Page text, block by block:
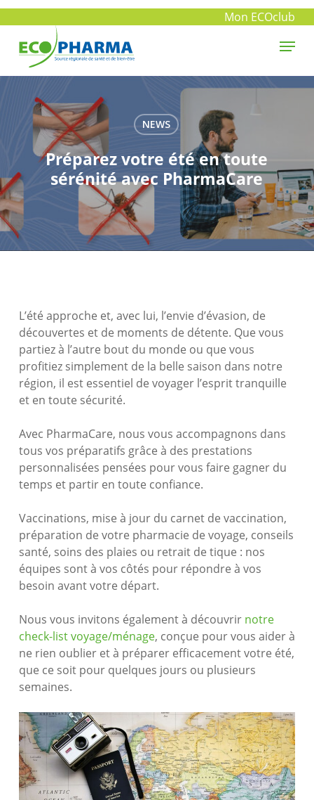
Skip
to
main
content
Mon ECOclub
Menu
NEWS
Préparez votre été en toute
sérénité avec PharmaCare
L’été approche et, avec lui, l’envie d’évasion, de
découvertes et de moments de détente. Que vous
partiez à l’autre bout du monde ou que vous
profitiez simplement de la belle saison dans notre
région, il est essentiel de voyager l’esprit tranquille
et en toute sécurité.
Avec PharmaCare, nous vous accompagnons dans
tous vos préparatifs grâce à des prestations
personnalisées pensées pour vous faire gagner du
temps et partir en toute confiance.
Vaccinations, mise à jour du carnet de vaccination,
préparation de votre pharmacie de voyage, conseils
santé, soins des plaies ou retrait de tique : nos
équipes sont à vos côtés pour répondre à vos
besoin avant votre départ.
Nous vous invitons également à découvrir notre
check-list voyage/ménage, conçue pour vous aider à
ne rien oublier et à préparer efficacement votre été,
que ce soit pour quelques jours ou plusieurs
semaines.
Close